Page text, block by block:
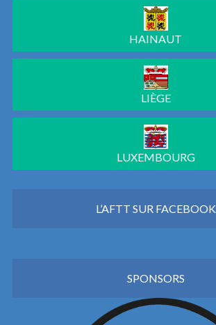
HAINAUT
LIÈGE
LUXEMBOURG
L’AFTT SUR FACEBOOK
SPONSORS